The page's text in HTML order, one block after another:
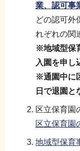
業、認可事
どの認可外
れぞれの関
※地域型保
入園を申し
※通園中に
日で退園と
区立保育園
区立保育園
地域型保育